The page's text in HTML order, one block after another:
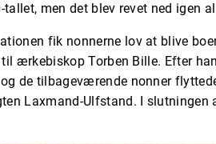
men det blev revet ned igen
fik nonnerne lov at blive
ærkebiskop Torben Bille. Efter
de tilbageværende nonner
Laxmand-Ulfstand. I slutningen